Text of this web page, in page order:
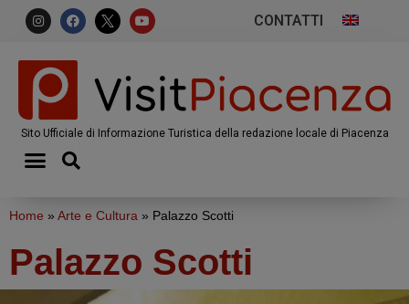
CONTATTI
Sito Ufficiale di Informazione Turistica della redazione locale di Piacenza
Home » Arte e Cultura » Palazzo Scotti
Palazzo Scotti